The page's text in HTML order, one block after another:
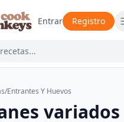
Entrar Registro
/Entrantes Y Huevos
variados